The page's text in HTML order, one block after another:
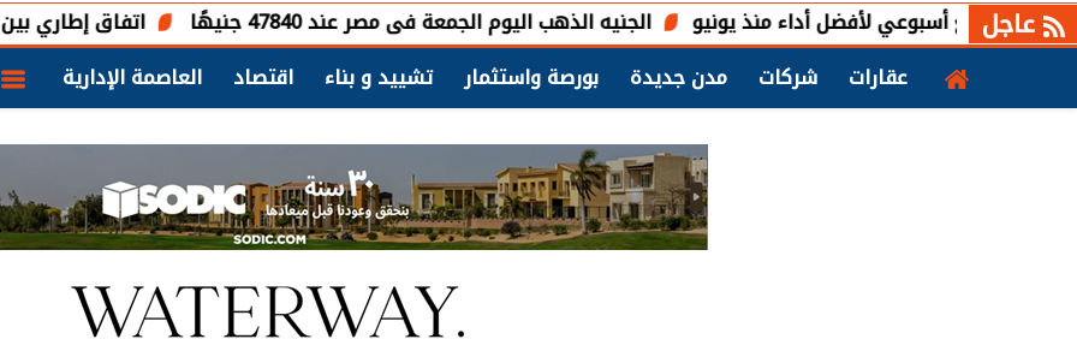
عاجل اتفاق إطاري بين مصر الجنيه الذهب اليوم الجمعة فى مصر عند 47840 جنيهًا
أسبوعي لأفضل أداء منذ يونيو
عقارات
شركات مدن جديدة بورصة واستثمار تشييد و بناء اقتصاد العاصمة الإدارية